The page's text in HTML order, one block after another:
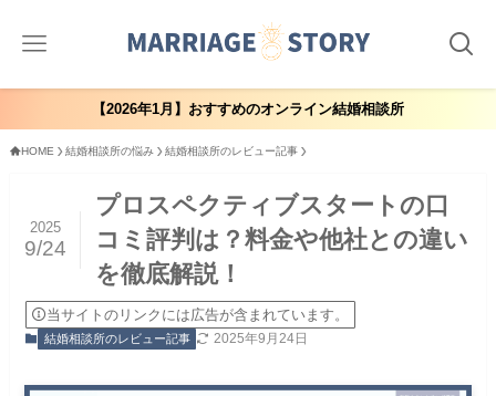
【2026年1月】おすすめのオンライン結婚相談所
HOME 結婚相談所の悩み 結婚相談所のレビュー記事
プロスペクティブスタートの口
コミ評判は？料金や他社との違い
を徹底解説！
2025
9/24
当サイトのリンクには広告が含まれています。
結婚相談所のレビュー記事 2025年9月24日